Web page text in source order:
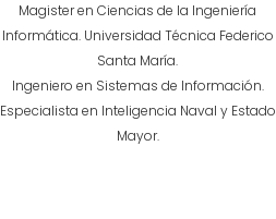
Magister en Ciencias de la Ingeniería
Informática. Universidad Técnica Federico
Santa María.
Ingeniero en Sistemas de Información.
Especialista en Inteligencia Naval y Estado
Mayor.